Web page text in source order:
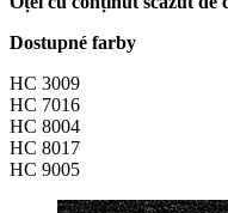
Dostupné farby
HC 3009
HC 7016
HC 8004
HC 8017
HC 9005